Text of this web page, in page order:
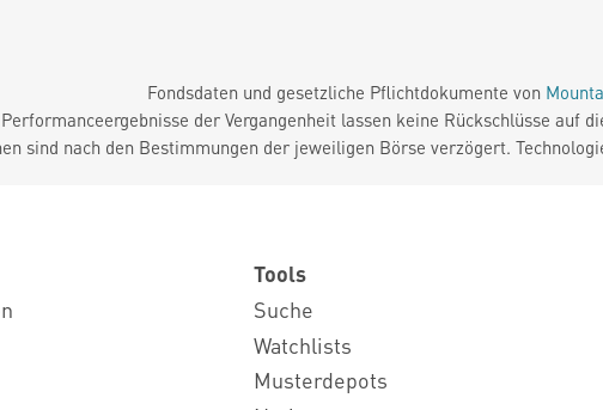
Fondsdaten und gesetzliche Pflichtdokumente von
Performanceergebnisse der Vergangenheit lassen keine Rückschlüsse auf
sind nach den Bestimmungen der jeweiligen Börse verzögert.
Tools
Suche
Watchlists
Musterdepots